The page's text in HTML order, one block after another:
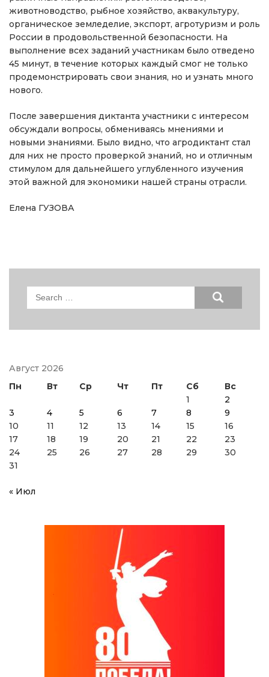
животноводство, рыбное хозяйство, аквакультуру,
органическое земледелие, экспорт, агротуризм и роль
России в продовольственной безопасности. На
выполнение всех заданий участникам было отведено
45 минут, в течение которых каждый смог не только
продемонстрировать свои знания, но и узнать много
нового.
После завершения диктанта участники с интересом
обсуждали вопросы, обмениваясь мнениями и
новыми знаниями. Было видно, что агродиктант стал
для них не просто проверкой знаний, но и отличным
стимулом для дальнейшего углубленного изучения
этой важной для экономики нашей страны отрасли.
Елена ГУЗОВА
Search
Август 2026
Пн
Вт Ср Чт Пт Сб
Вс
1
2
3
4 5 6 7 8
9
10
11 12 13 14 15
16
17
18 19 20 21 22
23
24
25 26 27 28 29
30
31
« Июл